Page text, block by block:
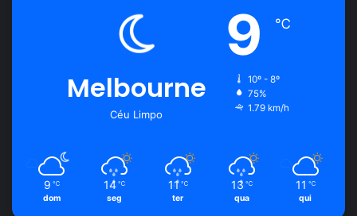
Melbourne
Céu Limpo
9 ℃
10º - 8º
75%
1.79 km/h
9 ℃
dom
14 ℃
seg
11 ℃
ter
13 ℃
qua
11 ℃
qui